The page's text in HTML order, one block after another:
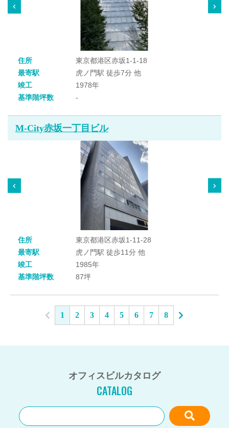
住所
東京都港区赤坂1-1-18
最寄駅
虎ノ門駅 徒歩7分 他
竣工
1978年
基準階坪数
-
M-City赤坂一丁目ビル
住所
東京都港区赤坂1-11-28
最寄駅
虎ノ門駅 徒歩11分 他
竣工
1985年
基準階坪数
87坪
1 2 3 4 5 6 7 8
オフィスビルカタログ
CATALOG